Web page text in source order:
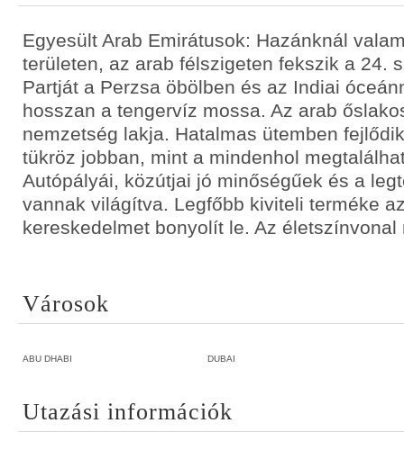
Egyesült Arab Emirátusok: Hazánknál
területen, az arab félszigeten fekszik a 24.
Partját a Perzsa öbölben és az Indiai
hosszan a tengervíz mossa. Az arab
nemzetség lakja. Hatalmas ütemben
tükröz jobban, mint a mindenhol
Autópályái, közútjai jó minőségűek és a
vannak világítva. Legfőbb kiviteli terméke
kereskedelmet bonyolít le. Az életszínvonal
Városok
ABU DHABI DUBAI
Utazási információk